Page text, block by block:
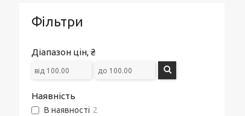
Фільтри
Діапазон цін, ₴
Наявність
В наявності 2